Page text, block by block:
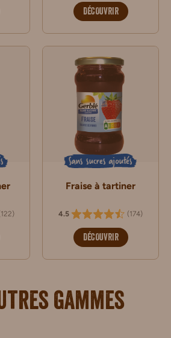
DÉCOUVRIR
122)
Sans sucres ajoutés
Fraise à tartiner
4.5 (174)
DÉCOUVRIR
gammes